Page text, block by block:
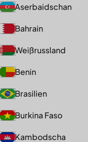
Aserbaidschan
Bahrain
Weißrussland
Benin
Brasilien
Burkina Faso
Kambodscha